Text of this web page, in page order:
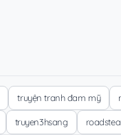
truyện tranh đam mỹ
truyen3hsang